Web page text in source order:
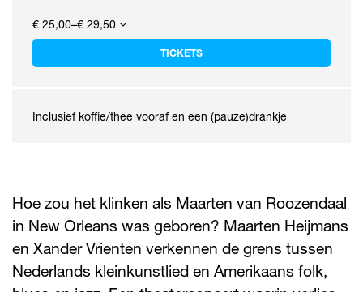
€ 25,00–€ 29,50
TICKETS
Inclusief koffie/thee vooraf en een (pauze)drankje
Hoe zou het klinken als Maarten van Roozendaal
in New Orleans was geboren? Maarten Heijmans
en Xander Vrienten verkennen de grens tussen
Nederlands kleinkunstlied en Amerikaans folk,